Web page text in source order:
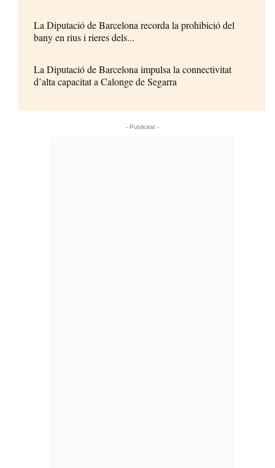
La Diputació de Barcelona recorda la prohibició del
bany en rius i rieres dels...
La Diputació de Barcelona impulsa la connectivitat
d’alta capacitat a Calonge de Segarra
- Publicitat -